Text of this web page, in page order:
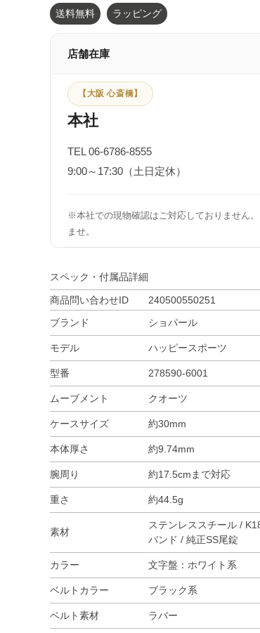
送料無料 ラッピング
店舗在庫
【大阪 心斎橋】
本社
TEL 06-6786-8555
9:00～17:30（土日定休）
※本社での現物確認はご対応しておりません
ませ。
スペック・付属品詳細
商品問い合わせID
240500550251
ブランド
ショパール
モデル ハッピースポーツ
型番 278590-6001
ムーブメント クオーツ
ケースサイズ 約30mm
本体厚さ 約9.74mm
腕周り 約17.5cmまで対応
重さ 約44.5g
素材
ステンレススチール /
バンド / 純正SS尾錠
カラー 文字盤：ホワイト系
ベルトカラー ブラック系
ベルト素材 ラバー